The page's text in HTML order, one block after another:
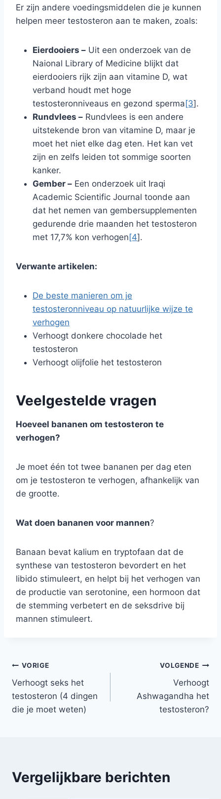
Er zijn andere voedingsmiddelen die je kunnen
helpen meer testosteron aan te maken, zoals:
Eierdooiers – Uit een onderzoek van de
Naional Library of Medicine blijkt dat
eierdooiers rijk zijn aan vitamine D, wat
verband houdt met hoge
testosteronniveaus en gezond sperma[3].
Rundvlees – Rundvlees is een andere
uitstekende bron van vitamine D, maar je
moet het niet elke dag eten. Het kan vet
zijn en zelfs leiden tot sommige soorten
kanker.
Gember – Een onderzoek uit Iraqi
Academic Scientific Journal toonde aan
dat het nemen van gembersupplementen
gedurende drie maanden het testosteron
met 17,7% kon verhogen[4].
Verwante artikelen:
De beste manieren om je
testosteronniveau op natuurlijke wijze te
verhogen
Verhoogt donkere chocolade het
testosteron
Verhoogt olijfolie het testosteron
Veelgestelde vragen
Hoeveel bananen om testosteron te
verhogen?
Je moet één tot twee bananen per dag eten
om je testosteron te verhogen, afhankelijk van
de grootte.
Wat doen bananen voor mannen?
Banaan bevat kalium en tryptofaan dat de
synthese van testosteron bevordert en het
libido stimuleert, en helpt bij het verhogen van
de productie van serotonine, een hormoon dat
de stemming verbetert en de seksdrive bij
mannen stimuleert.
Bericht
navigatie
VORIGE
Verhoogt seks het
testosteron (4 dingen
die je moet weten)
VOLGENDE
Verhoogt
Ashwagandha het
testosteron?
Vergelijkbare berichten